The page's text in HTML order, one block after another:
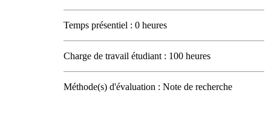
Temps présentiel : 0 heures
Charge de travail étudiant : 100 heures
Méthode(s) d'évaluation : Note de recherche